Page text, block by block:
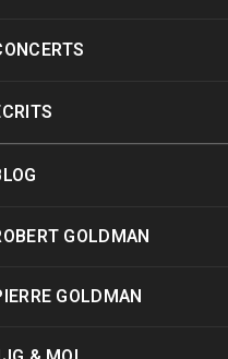
Pseudonymes
Interviews
GOLDMAN
GOLDMAN